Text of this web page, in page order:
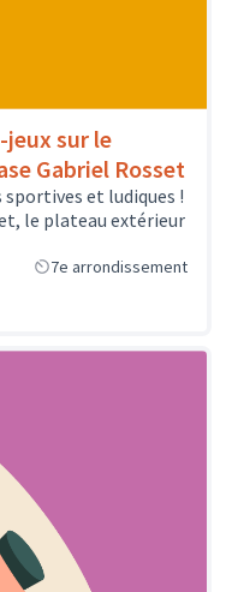
jeux sur le
Gabriel Rosset
et ludiques !
le plateau extérieur
7e arrondissement